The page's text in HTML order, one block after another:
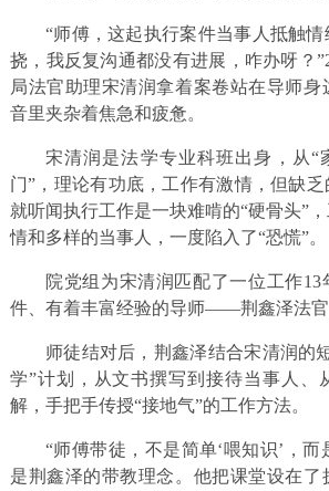
“师傅，这起执行案件当事人抵触
挠，我反复沟通都没有进展，咋办呀？
局法官助理宋清润拿着案卷站在导师身
音里夹杂着焦急和疲惫。
宋清润是法学专业科班出身，从“
门”，理论有功底，工作有激情，但缺
就听闻执行工作是一块难啃的“硬骨头”
情和多样的当事人，一度陷入了“恐慌”。
院党组为宋清润匹配了一位工作13
件、有着丰富经验的导师——荆鑫泽法官
师徒结对后，荆鑫泽结合宋清润的
学”计划，从文书撰写到接待当事人、
解，手把手传授“接地气”的工作方法。
“师傅带徒，不是简单‘喂知识’，而
是荆鑫泽的带教理念。他把课堂设在了